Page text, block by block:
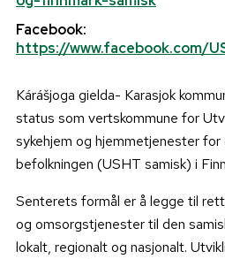
Facebook:
https://www.facebook.com/
Kárášjoga gielda- Karasjok
status som vertskommune for
sykehjem og hjemmetjenester for
befolkningen (USHT samisk) i
Senterets formål er å legge til
og omsorgstjenester til den
lokalt, regionalt og nasjonalt.